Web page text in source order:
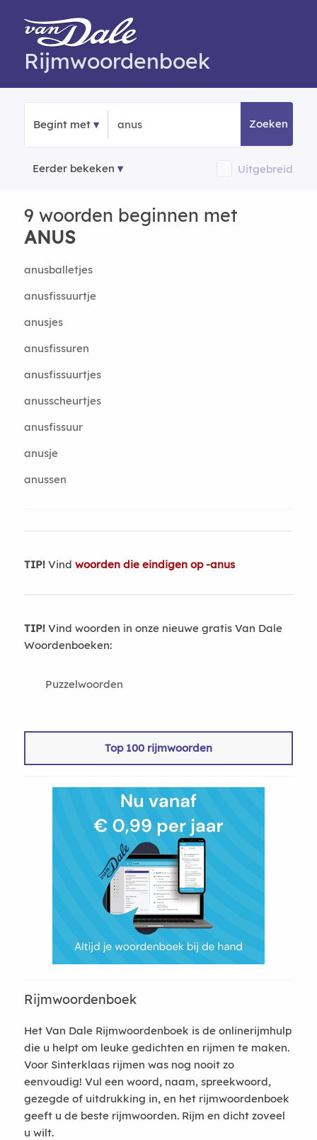
Rijmwoordenboek
Begint met Zoeken
Eerder bekeken Uitgebreid
9 woorden beginnen met
ANUS
anusballetjes
anusfissuurtje
anusjes
anusfissuren
anusfissuurtjes
anusscheurtjes
anusfissuur
anusje
anussen
TIP!Vind woorden die eindigen op -anus
TIP!Vind woorden in onze nieuwe gratis Van Dale
Woordenboeken:
Puzzelwoorden
Top 100 rijmwoorden
Rijmwoordenboek
Het Van Dale Rijmwoordenboek is de onlinerijmhulp
die u helpt om leuke gedichten en rijmen te maken.
Voor Sinterklaas rijmen was nog nooit zo
eenvoudig! Vul een woord, naam, spreekwoord,
gezegde of uitdrukking in, en het rijmwoordenboek
geeft u de beste rijmwoorden. Rijm en dicht zoveel
u wilt.